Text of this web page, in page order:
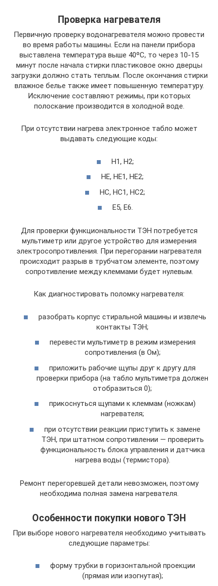
Проверка нагревателя
Первичную проверку водонагревателя можно провести
во время работы машины. Если на панели прибора
выставлена температура выше 40ºC, то через 10-15
минут после начала стирки пластиковое окно дверцы
загрузки должно стать теплым. После окончания стирки
влажное белье также имеет повышенную температуру.
Исключение составляют режимы, при которых
полоскание производится в холодной воде.
При отсутствии нагрева электронное табло может
выдавать следующие коды:
H1, H2;
HE, HE1, HE2;
HC, HC1, HC2;
E5, E6.
Для проверки функциональности ТЭН потребуется
мультиметр или другое устройство для измерения
электросопротивления. При перегорании нагревателя
происходит разрыв в трубчатом элементе, поэтому
сопротивление между клеммами будет нулевым.
Как диагностировать поломку нагревателя:
разобрать корпус стиральной машины и извлечь
контакты ТЭН;
перевести мультиметр в режим измерения
сопротивления (в Ом);
приложить рабочие щупы друг к другу для
проверки прибора (на табло мультиметра должен
отобразиться 0);
прикоснуться щупами к клеммам (ножкам)
нагревателя;
при отсутствии реакции приступить к замене
ТЭН, при штатном сопротивлении — проверить
функциональность блока управления и датчика
нагрева воды (термистора).
Ремонт перегоревшей детали невозможен, поэтому
необходима полная замена нагревателя.
Особенности покупки нового ТЭН
При выборе нового нагревателя необходимо учитывать
следующие параметры:
форму трубки в горизонтальной проекции
(прямая или изогнутая);